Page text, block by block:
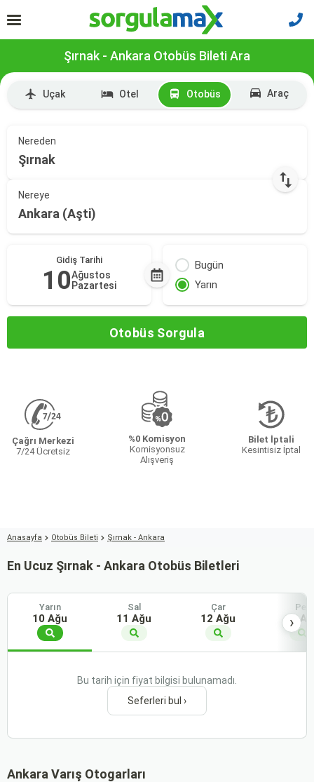
Şırnak - Ankara Otobüs Bileti Ara
Uçak Otel Otobüs Araç
Nereden
Şırnak
Nereye
Ankara (Aşti)
Gidiş Tarihi
10Ağustos
Pazartesi
Bugün
Yarın
Otobüs Sorgula
Çağrı Merkezi
7/24 Ücretsiz
%0 Komisyon
Komisyonsuz
Alışveriş
Bilet İptali
Kesintisiz İptal
Anasayfa Otobüs Bileti Şırnak - Ankara
En Ucuz Şırnak - Ankara Otobüs Biletleri
Yarın
10 Ağu
Sal
11 Ağu
Çar
12 Ağu
Per
13
›
Bu tarih için fiyat bilgisi bulunamadı.
Seferleri bul ›
Ankara Varış Otogarları